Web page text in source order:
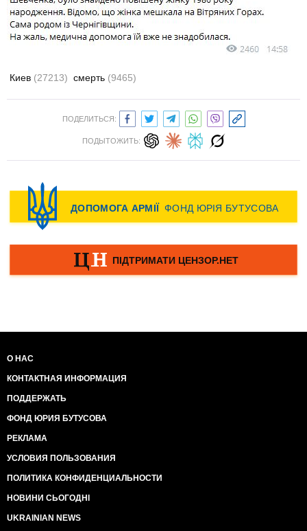
Киев (27213) смерть (9465)
ПОДЕЛИТЬСЯ:
ПОДЫТОЖИТЬ:
О НАС
КОНТАКТНАЯ ИНФОРМАЦИЯ
ПОДДЕРЖАТЬ
ФОНД ЮРИЯ БУТУСОВА
РЕКЛАМА
УСЛОВИЯ ПОЛЬЗОВАНИЯ
ПОЛИТИКА КОНФИДЕНЦИАЛЬНОСТИ
НОВИНИ СЬОГОДНІ
UKRAINIAN NEWS